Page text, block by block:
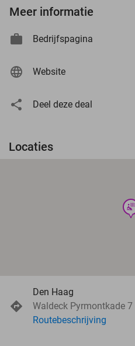
Meer informatie
Bedrijfspagina
Website
Deel deze deal
Locaties
wellness
Den Haag
Waldeck Pyrmontkade 7
Routebeschrijving